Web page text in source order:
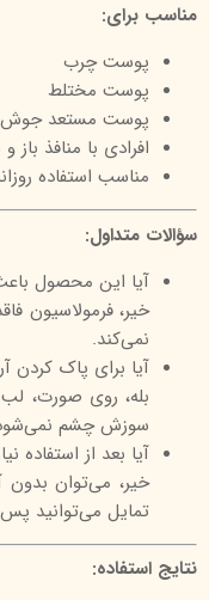
مناسب برای:
پوست چرب
پوست مختلط
پوست مستعد جوش
افرادی با منافذ باز
مناسب استفاده
سؤالات متداول:
آیا این محصول
خیر، فرمولاسیون
نمی‌کند.
آیا برای پاک
بله، روی صورت،
سوزش چشم
آیا بعد از
خیر، می‌توان بدون
تمایل می‌توانید پس
نتایج استفاده: